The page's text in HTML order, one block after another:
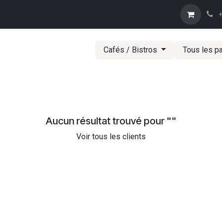
Cafés / Bistros Tous les
Aucun résultat trouvé pour ""
Voir tous les clients